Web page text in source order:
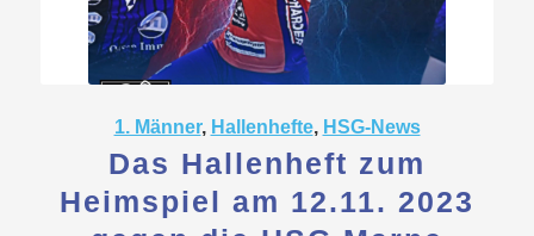
1. Männer, Hallenhefte, HSG-News
Das Hallenheft zum
Heimspiel am 12.11. 2023